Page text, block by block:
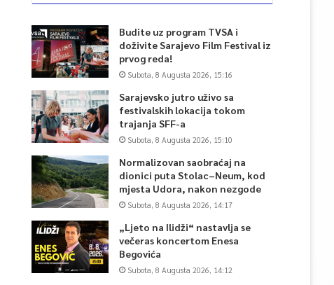
Budite uz program TVSA i
doživite Sarajevo Film Festival iz
prvog reda!
Subota, 8 Augusta 2026, 15:16
Sarajevsko jutro uživo sa
festivalskih lokacija tokom
trajanja SFF-a
Subota, 8 Augusta 2026, 15:10
Normalizovan saobraćaj na
dionici puta Stolac–Neum, kod
mjesta Udora, nakon nezgode
Subota, 8 Augusta 2026, 14:17
„Ljeto na Ilidži“ nastavlja se
večeras koncertom Enesa
Begovića
Subota, 8 Augusta 2026, 14:12